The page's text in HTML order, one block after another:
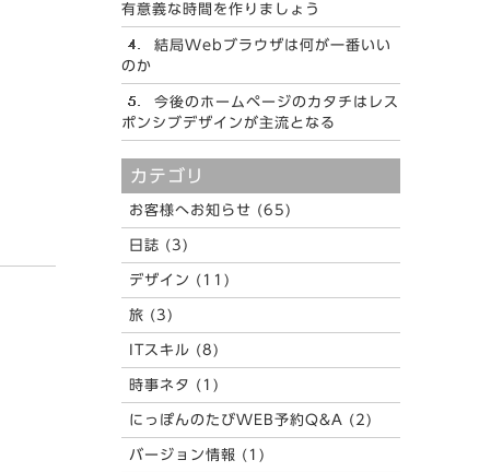
有意義な時間を作りましょう
結局Webブラウザは何が一番いい
のか
今後のホームページのカタチはレス
ポンシブデザインが主流となる
カテゴリ
お客様へお知らせ (65)
日誌 (3)
デザイン (11)
旅 (3)
ITスキル (8)
時事ネタ (1)
にっぽんのたびWEB予約Q&A (2)
バージョン情報 (1)